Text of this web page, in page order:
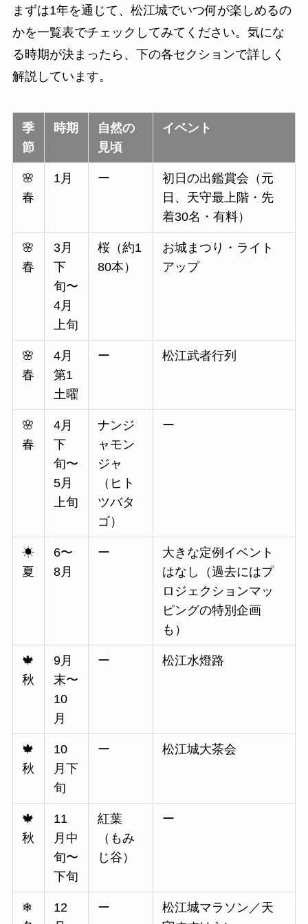
まずは1年を通じて、松江城でいつ何が楽しめるの
かを一覧表でチェックしてみてください。気にな
る時期が決まったら、下の各セクションで詳しく
解説しています。
季
節
時期
自然の
見頃
イベント
🌸
春
1月 ー
初日の出鑑賞会（元
日、天守最上階・先
着30名・有料）
🌸
春
3月
下
旬〜
4月
上旬
桜（約1
80本）
お城まつり・ライト
アップ
🌸
春
4月
第1
土曜
ー 松江武者行列
🌸
春
4月
下
旬〜
5月
上旬
ナンジ
ャモン
ジャ
（ヒト
ツバタ
ゴ）
ー
☀
夏
6〜
8月
ー
大きな定例イベント
はなし（過去にはプ
ロジェクションマッ
ピングの特別企画
も）
🍁
秋
9月
末〜
10
月
ー 松江水燈路
🍁
秋
10
月下
旬
ー 松江城大茶会
🍁
秋
11
月中
旬〜
下旬
紅葉
（もみ
じ谷）
ー
❄
12
ー
松江城マラソン／天